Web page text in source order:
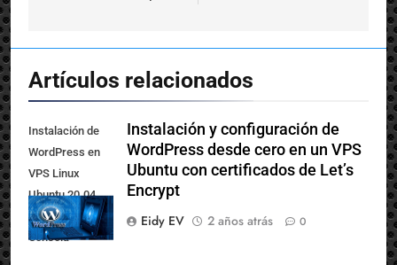
Artículos relacionados
Instalación de
WordPress en
VPS Linux
Ubuntu 20.04
paso a paso vía
Instalación y configuración de
WordPress desde cero en un VPS
Ubuntu con certificados de Let’s